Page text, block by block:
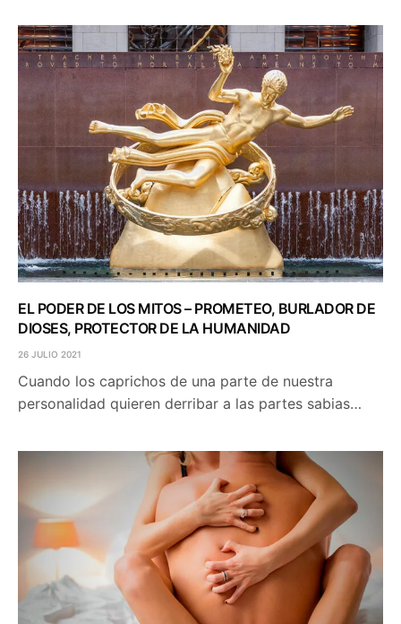
EL PODER DE LOS MITOS – PROMETEO, BURLADOR DE
DIOSES, PROTECTOR DE LA HUMANIDAD
26 JULIO 2021
Cuando los caprichos de una parte de nuestra
personalidad quieren derribar a las partes sabias…